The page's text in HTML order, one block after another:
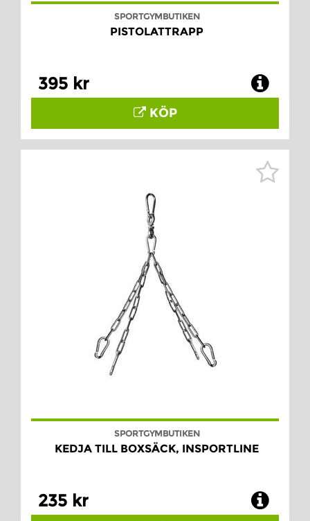
SPORTGYMBUTIKEN
PISTOLATTRAPP
395 kr
KÖP
SPORTGYMBUTIKEN
KEDJA TILL BOXSÄCK, INSPORTLINE
235 kr